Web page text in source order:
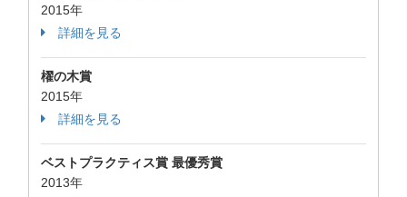
2015年
詳細を見る
櫂の木賞
2015年
詳細を見る
ベストプラクティス賞 最優秀賞
2013年